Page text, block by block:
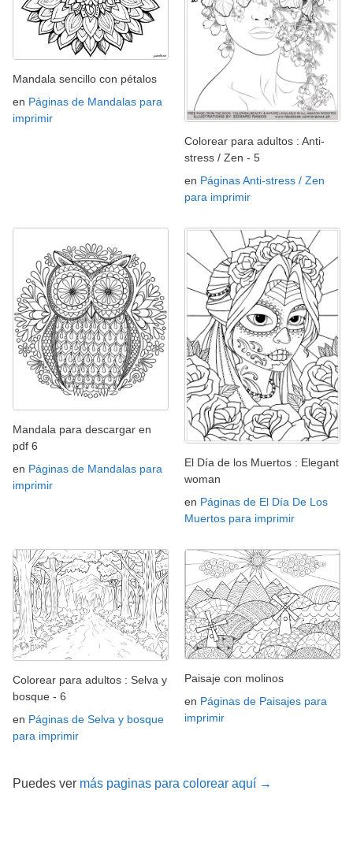
Mandala sencillo con pétalos
en Páginas de Mandalas para
imprimir
Colorear para adultos : Anti-
stress / Zen - 5
en Páginas Anti-stress / Zen
para imprimir
Mandala para descargar en
pdf 6
en Páginas de Mandalas para
imprimir
El Día de los Muertos : Elegant
woman
en Páginas de El Día De Los
Muertos para imprimir
Colorear para adultos : Selva y
bosque - 6
en Páginas de Selva y bosque
para imprimir
Paisaje con molinos
en Páginas de Paisajes para
imprimir
Puedes ver más paginas para colorear aquí →